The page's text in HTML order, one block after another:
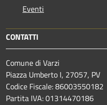
Eventi
CONTATTI
Comune di Varzi
Piazza Umberto I, 27057, PV
Codice Fiscale: 86003550182
Partita IVA: 01314470186